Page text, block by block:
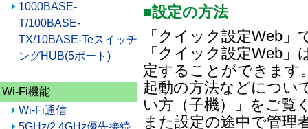
1000BASE-
T/100BASE-
TX/10BASE-Teスイッチ
ングHUB(5ポート)
Wi-Fi機能
Wi-Fi通信
5GHz/2.4GHz優先接続
■設定の方法
「クイック設定Web」
「クイック設定Web
定することができます
起動の方法などについ
い方（子機）」をご覧
また設定の途中で管理